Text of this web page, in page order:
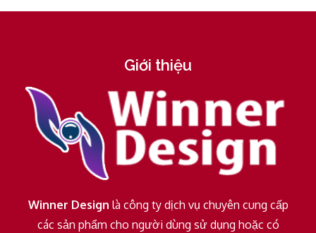
Giới thiệu
Winner Design là công ty dịch vụ chuyên cung cấp
các sản phẩm cho người dùng sử dụng hoặc có